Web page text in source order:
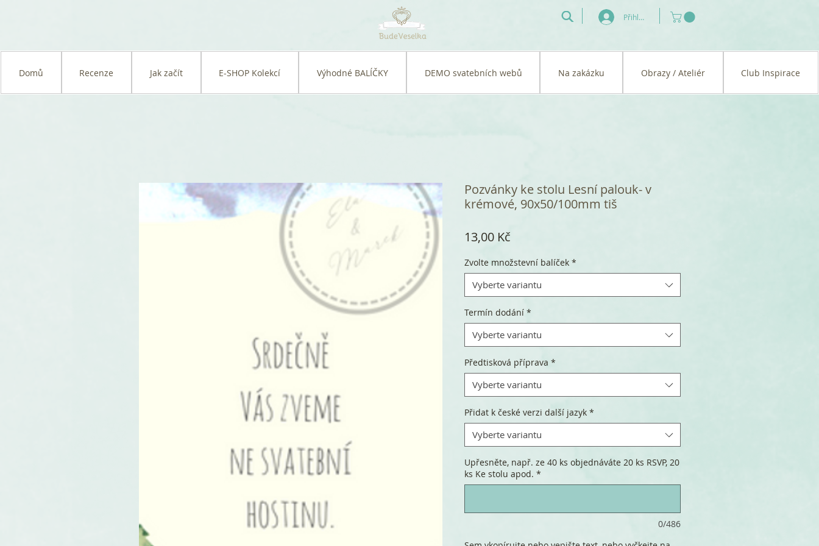
Přihlásit se
Domů Recenze Jak začít E-SHOP Kolekcí Výhodné BALÍČKY DEMO svatebních webů Na zakázku Obrazy / Ateliér Club Inspirace
Pozvánky ke stolu Lesní palouk- v
krémové, 90x50/100mm tiš
13,00 Kč
Zvolte množstevní balíček *
Vyberte variantu
Termín dodání *
Vyberte variantu
Předtisková příprava *
Vyberte variantu
Přidat k české verzi další jazyk *
Vyberte variantu
Upřesněte, např. ze 40 ks objednáváte 20 ks RSVP, 20
ks Ke stolu apod. *
0/486